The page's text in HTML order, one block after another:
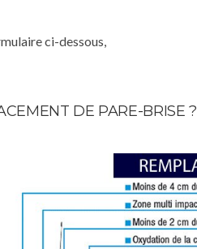
ci-dessous,
DE PARE-BRISE ?